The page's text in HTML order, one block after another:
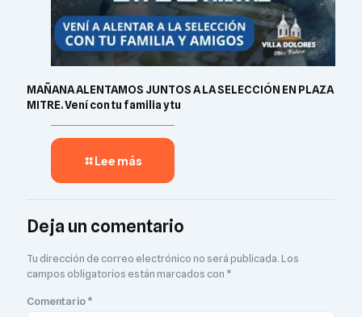
MAÑANA ALENTAMOS JUNTOS A LA SELECCIÓN EN PLAZA
MITRE. Vení con tu familia y tu
Lee más
Deja un comentario
Tu dirección de correo electrónico no será publicada.Los
campos obligatorios están marcados con *
Comentario*